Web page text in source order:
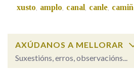
xusto, amplo, canal , canle,
AXÚDANOS A MELLORAR
Suxestións, erros, observacións...